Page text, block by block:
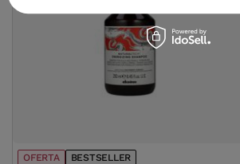
OFERTA BESTSELLER